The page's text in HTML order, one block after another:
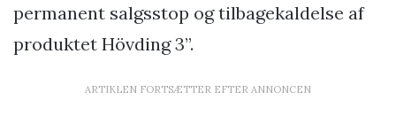
permanent salgsstop og tilbagekaldelse af
produktet Hövding 3”.
ARTIKLEN FORTSÆTTER EFTER ANNONCEN